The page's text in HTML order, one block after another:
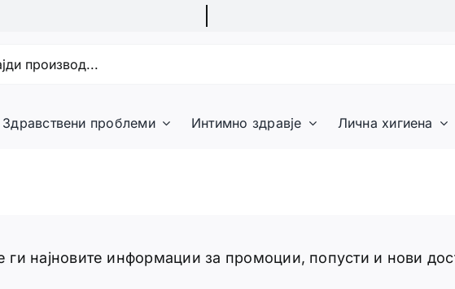
Здравствени проблеми Интимно здравје Лична хигиена
ги најновите информации за промоции, попусти и нови